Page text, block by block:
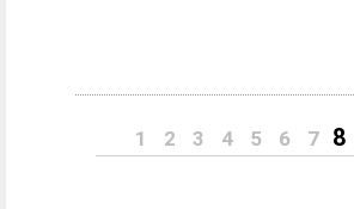
1 2 3 4 5 6 7 8